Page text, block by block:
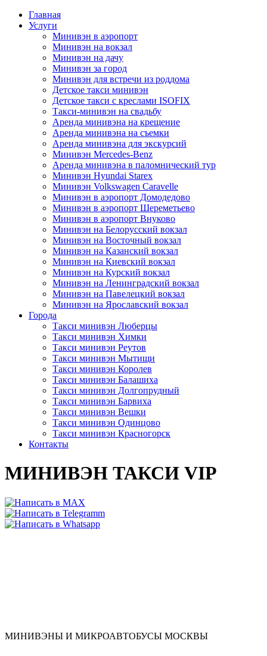
Главная
Услуги
Минивэн в аэропорт
Минивэн на вокзал
Минивэн на дачу
Минивэн за город
Минивэн для встречи из роддома
Детское такси минивэн
Детское такси с креслами ISOFIX
Такси-минивэн на свадьбу
Аренда минивэна на крещение
Аренда минивэна на съемки
Аренда минивэна для экскурсий
Минивэн Mercedes-Benz
Аренда минивэна в паломнический тур
Минивэн Hyundai Starex
Минивэн Volkswagen Caravelle
Минивэн в аэропорт Домодедово
Минивэн в аэропорт Шереметьево
Минивэн в аэропорт Внуково
Минивэн на Белорусский вокзал
Минивэн на Восточный вокзал
Минивэн на Казанский вокзал
Минивэн на Киевский вокзал
Минивэн на Курский вокзал
Минивэн на Ленинградский вокзал
Минивэн на Павелецкий вокзал
Минивэн на Ярославский вокзал
Города
Такси минивэн Люберцы
Такси минивэн Химки
Такси минивэн Реутов
Такси минивэн Мытищи
Такси минивэн Королев
Такси минивэн Балашиха
Такси минивэн Долгопрудный
Такси минивэн Барвиха
Такси минивэн Вешки
Такси минивэн Одинцово
Такси минивэн Красногорск
Контакты
МИНИВЭН ТАКСИ VIP
МИНИВЭНЫ И МИКРОАВТОБУСЫ МОСКВЫ